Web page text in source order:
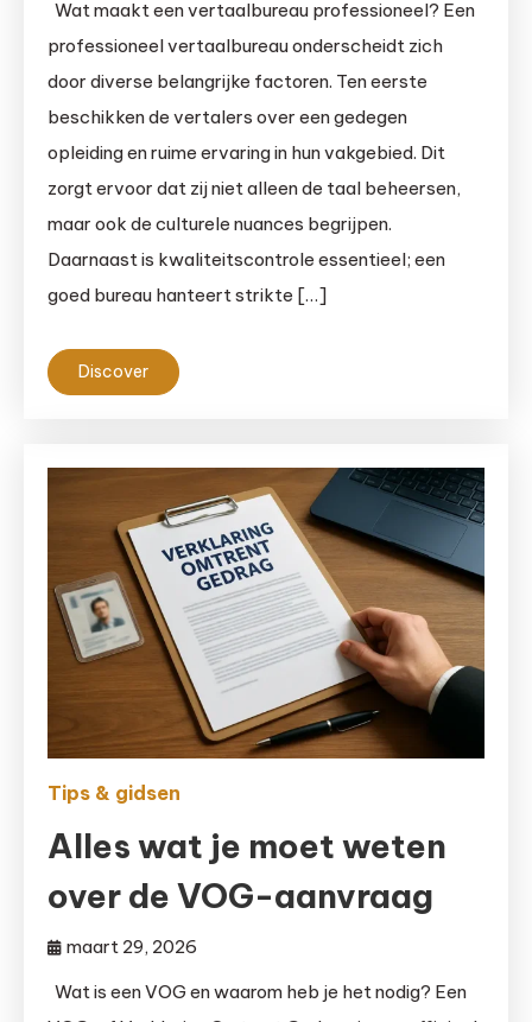
Wat maakt een vertaalbureau professioneel? Een
professioneel vertaalbureau onderscheidt zich
door diverse belangrijke factoren. Ten eerste
beschikken de vertalers over een gedegen
opleiding en ruime ervaring in hun vakgebied. Dit
zorgt ervoor dat zij niet alleen de taal beheersen,
maar ook de culturele nuances begrijpen.
Daarnaast is kwaliteitscontrole essentieel; een
goed bureau hanteert strikte […]
Discover
Tips & gidsen
Alles wat je moet weten
over de VOG-aanvraag
maart 29, 2026
Wat is een VOG en waarom heb je het nodig? Een